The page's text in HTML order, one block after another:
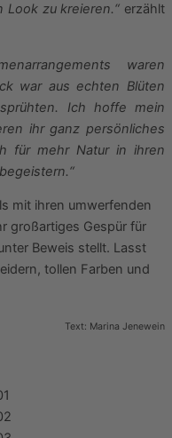
Look zu kreieren.“ erzählt
waren
war aus echten Blüten
Ich hoffe mein
ihr ganz persönliches
für mehr Natur in ihren
mit ihren umwerfenden
großartiges Gespür für
Beweis stellt. Lasst
tollen Farben und
Text: Marina Jenewein